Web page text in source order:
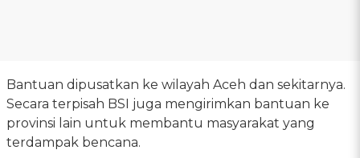
Bantuan dipusatkan ke wilayah Aceh dan sekitarnya.
Secara terpisah BSI juga mengirimkan bantuan ke
provinsi lain untuk membantu masyarakat yang
terdampak bencana.